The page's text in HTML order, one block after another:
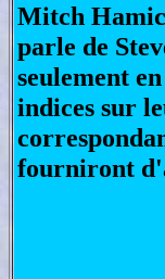
Mitch
parle de
seulement
indices sur
fourniront